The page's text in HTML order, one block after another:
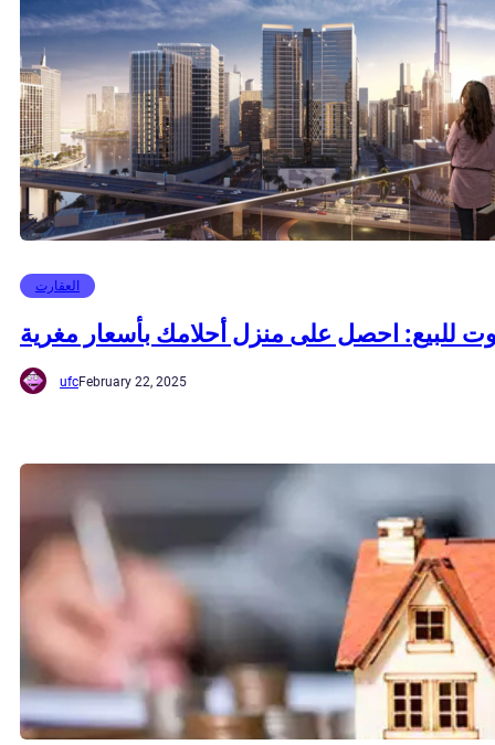
العقارت
للبيع: احصل على منزل أحلامك بأسعار مغرية
ufcFebruary 22, 2025